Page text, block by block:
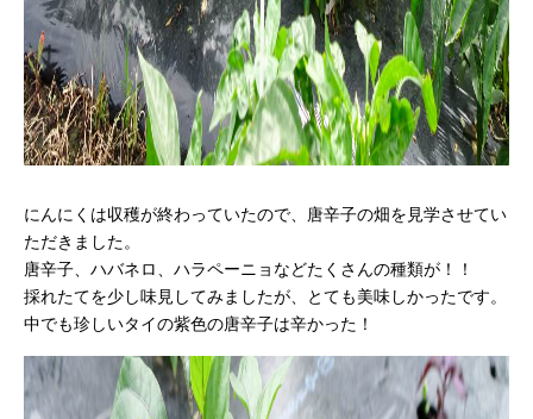
にんにくは収穫が終わっていたので、唐辛子の畑を見学させてい
ただきました。
唐辛子、ハバネロ、ハラペーニョなどたくさんの種類が！！
採れたてを少し味見してみましたが、とても美味しかったです。
中でも珍しいタイの紫色の唐辛子は辛かった！